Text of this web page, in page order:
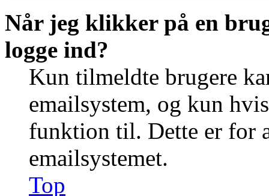
Når jeg klikker på en
logge ind?
Kun tilmeldte brugere
emailsystem, og kun
funktion til. Dette er for
emailsystemet.
Top